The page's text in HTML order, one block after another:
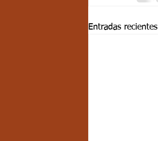
Entradas recientes